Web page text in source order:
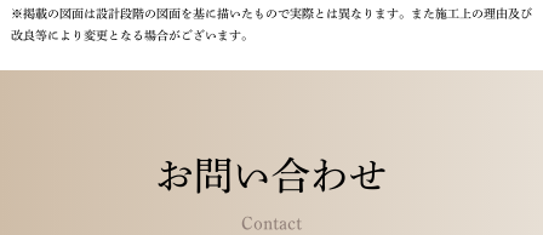
※掲載の図面は設計段階の図面を基に描いたもので実際とは異なります。また施工上の理由及び
改良等により変更となる場合がございます。
お問い合わせ
Contact